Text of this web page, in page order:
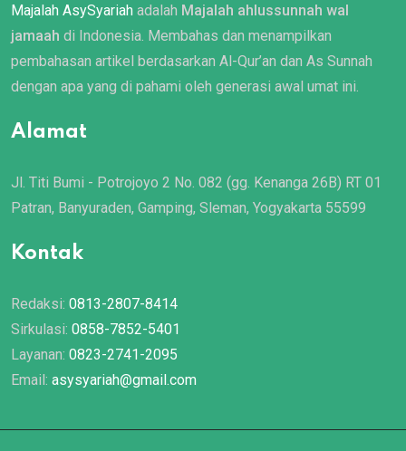
Majalah AsySyariah adalah Majalah ahlussunnah wal
jamaah di Indonesia. Membahas dan menampilkan
pembahasan artikel berdasarkan Al-Qur’an dan As Sunnah
dengan apa yang di pahami oleh generasi awal umat ini.
Alamat
Jl. Titi Bumi - Potrojoyo 2 No. 082 (gg. Kenanga 26B) RT 01
Patran, Banyuraden, Gamping, Sleman, Yogyakarta 55599
Kontak
Redaksi: 0813-2807-8414
Sirkulasi: 0858-7852-5401
Layanan: 0823-2741-2095
Email: asysyariah@gmail.com